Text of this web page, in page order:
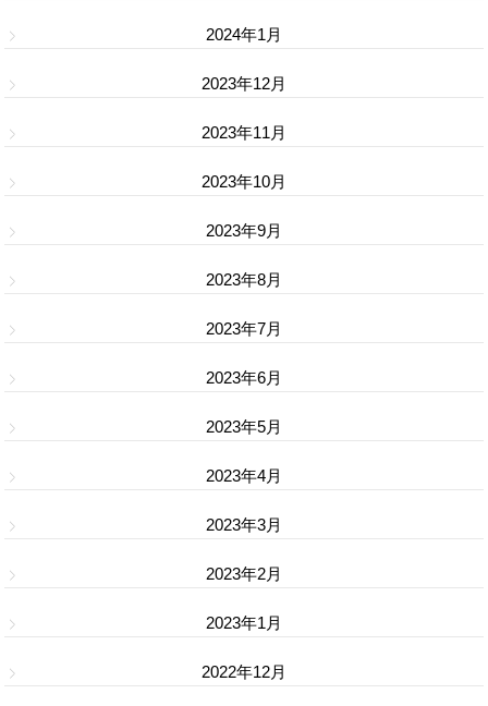
2024年1月
2023年12月
2023年11月
2023年10月
2023年9月
2023年8月
2023年7月
2023年6月
2023年5月
2023年4月
2023年3月
2023年2月
2023年1月
2022年12月